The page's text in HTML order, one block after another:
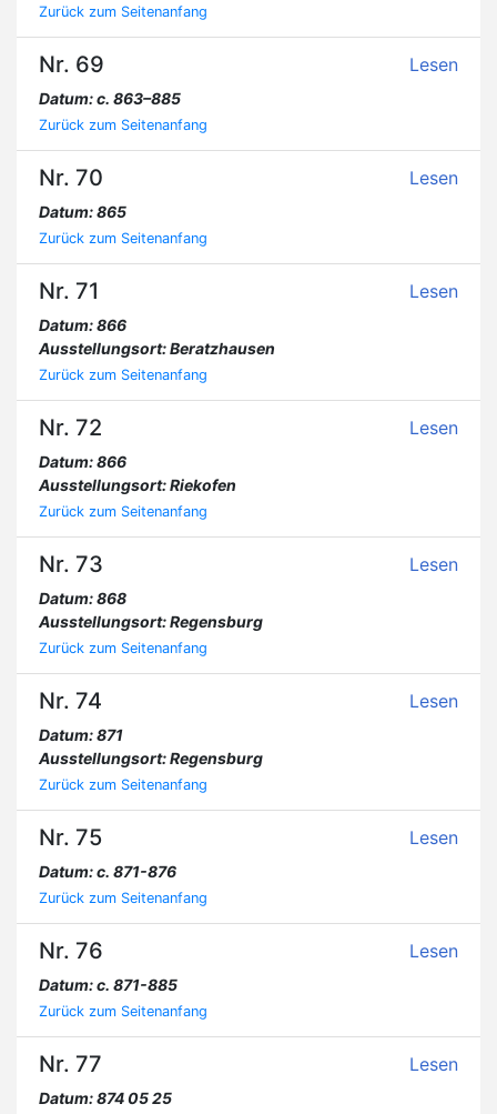
Zurück zum Seitenanfang
Nr. 69 Lesen
Datum: c. 863–885
Zurück zum Seitenanfang
Nr. 70 Lesen
Datum: 865
Zurück zum Seitenanfang
Nr. 71 Lesen
Datum: 866
Ausstellungsort: Beratzhausen
Zurück zum Seitenanfang
Nr. 72 Lesen
Datum: 866
Ausstellungsort: Riekofen
Zurück zum Seitenanfang
Nr. 73 Lesen
Datum: 868
Ausstellungsort: Regensburg
Zurück zum Seitenanfang
Nr. 74 Lesen
Datum: 871
Ausstellungsort: Regensburg
Zurück zum Seitenanfang
Nr. 75 Lesen
Datum: c. 871-876
Zurück zum Seitenanfang
Nr. 76 Lesen
Datum: c. 871-885
Zurück zum Seitenanfang
Nr. 77 Lesen
Datum: 874 05 25